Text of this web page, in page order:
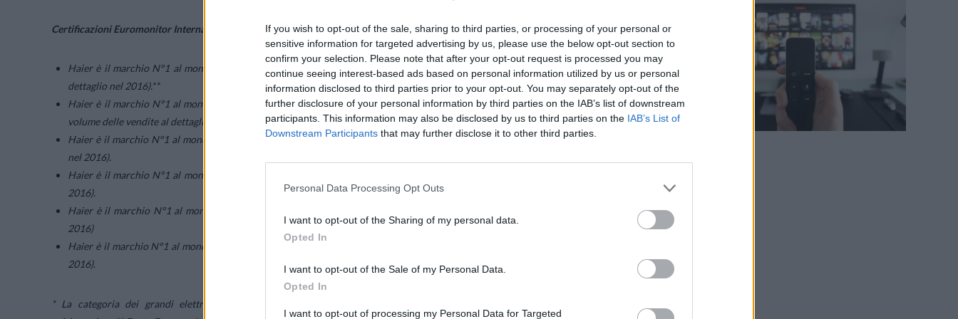
If you wish to opt-out of the sale, sharing to third parties, or processing of your personal or
sensitive information for targeted advertising by us, please use the below opt-out section to
confirm your selection. Please note that after your opt-out request is processed you may
continue seeing interest-based ads based on personal information utilized by us or personal
information disclosed to third parties prior to your opt-out. You may separately opt-out of the
further disclosure of your personal information by third parties on the IAB’s list of downstream
participants. This information may also be disclosed by us to third parties on the IAB’s List of
Downstream Participants that may further disclose it to other third parties.
Personal Data Processing Opt Outs
I want to opt-out of the Sharing of my personal data.
Opted In
I want to opt-out of the Sale of my Personal Data.
Opted In
I want to opt-out of processing my Personal Data for Targeted
Certificazioni Euromonitor International per il 2016: Haier n°1 nelle seguenti categorie:
Haier è il marchio N°1 al mondo nel mercato dei grandi elettrodomestici* (quota del 10,3% calcolata sul volume delle vendite al
dettaglio nel 2016).**
Haier è il marchio N°1 al mondo nel mercato dei prodotti connessi per la climatizzazione dell’aria (quota del 23,6% calcolata sul
volume delle vendite al dettaglio nel 2016).
Haier è il marchio N°1 al mondo nel mercato della refrigerazione (quota del 16,8% calcolata sul volume delle vendite al dettaglio
nel 2016).
Haier è il marchio N°1 al mondo nel mercato dei congelatori (quota del 21,5% calcolata sul volume delle vendite al dettaglio nel
2016).
Haier è il marchio N°1 al mondo nel mercato delle lavatrici (quota del 14,4% calcolata sul volume delle vendite al dettaglio nel
2016)
Haier è il marchio N°1 al mondo nel mercato delle vino cantine (quota del 8,5% calcolata sul volume delle vendite al dettaglio nel
2016).
* La categoria dei grandi elettrodomestici include lavastoviglie, lavatrici, asciugatrici, forni, microonde e apparecchi per la